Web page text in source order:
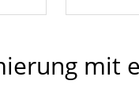
mit